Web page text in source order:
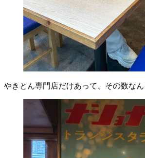
やきとん専門店だけあって、その数なん